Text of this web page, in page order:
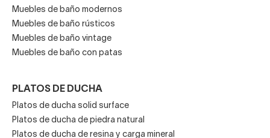
Muebles de baño modernos
Muebles de baño rústicos
Muebles de baño vintage
Muebles de baño con patas
PLATOS DE DUCHA
Platos de ducha solid surface
Platos de ducha de piedra natural
Platos de ducha de resina y carga mineral